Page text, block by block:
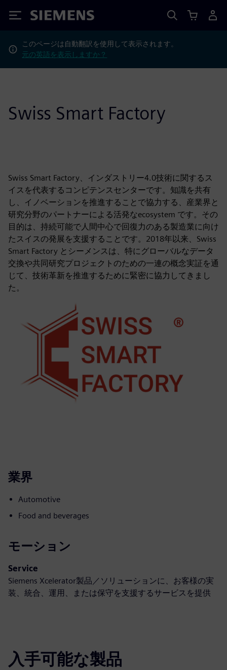
Siemens
このページは自動翻訳を使用して表示されます。
元の英語を表示しますか？
Swiss Smart Factory
Swiss Smart Factory、インダストリー4.0技術に関するス
イスを代表するコンピテンスセンターです。知識を共有
し、イノベーションを推進することで協力する、産業界と
研究分野のパートナーによる活発なecosystem です。その
目的は、持続可能で人間中心で回復力のある製造業に向け
たスイスの発展を支援することです。2018年以来、Swiss
Smart Factory とシーメンスは、特にグローバルなデータ
交換や共同研究プロジェクトのための一連の概念実証を通
じて、技術革新を推進するために緊密に協力してきまし
た。
業界
Automotive
Food and beverages
モーション
Service
Siemens Xcelerator製品／ソリューションに、お客様の実
装、統合、運用、または保守を支援するサービスを提供
入手可能な製品